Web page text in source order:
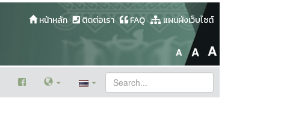
หน้าหลัก ติดต่อเรา FAQ แผนผังเว็บไซต์